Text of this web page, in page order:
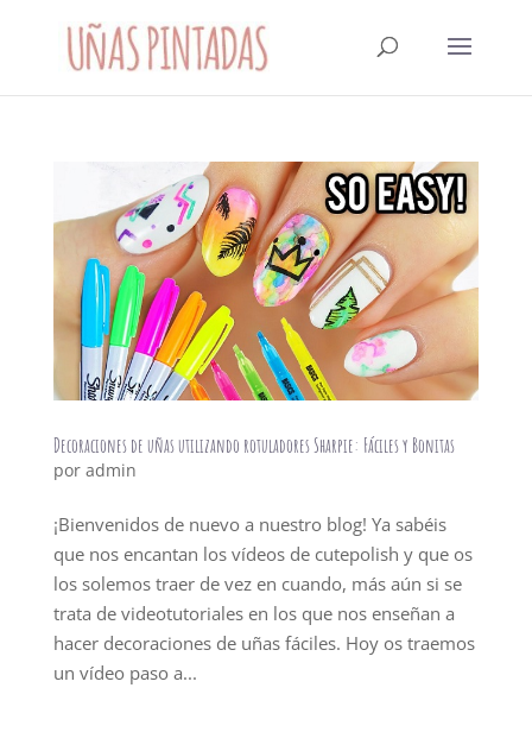
Decoraciones de uñas utilizando rotuladores Sharpie: Fáciles y Bonitas
por admin
¡Bienvenidos de nuevo a nuestro blog! Ya sabéis
que nos encantan los vídeos de cutepolish y que os
los solemos traer de vez en cuando, más aún si se
trata de videotutoriales en los que nos enseñan a
hacer decoraciones de uñas fáciles. Hoy os traemos
un vídeo paso a...